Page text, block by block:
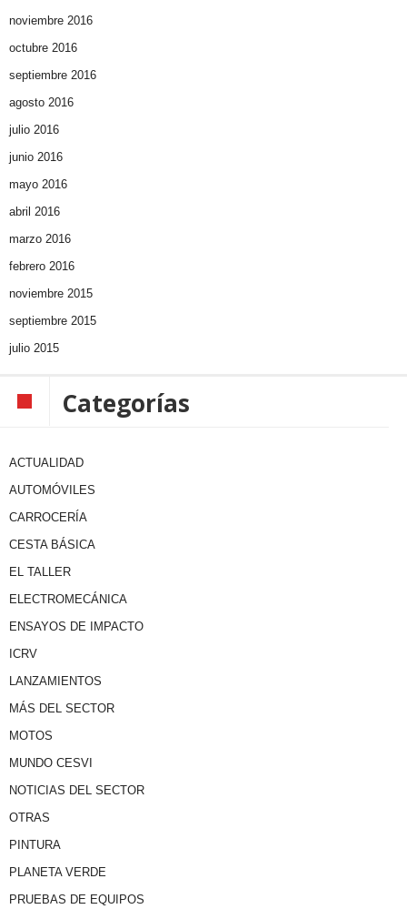
noviembre 2016
octubre 2016
septiembre 2016
agosto 2016
julio 2016
junio 2016
mayo 2016
abril 2016
marzo 2016
febrero 2016
noviembre 2015
septiembre 2015
julio 2015
Categorías
ACTUALIDAD
AUTOMÓVILES
CARROCERÍA
CESTA BÁSICA
EL TALLER
ELECTROMECÁNICA
ENSAYOS DE IMPACTO
ICRV
LANZAMIENTOS
MÁS DEL SECTOR
MOTOS
MUNDO CESVI
NOTICIAS DEL SECTOR
OTRAS
PINTURA
PLANETA VERDE
PRUEBAS DE EQUIPOS